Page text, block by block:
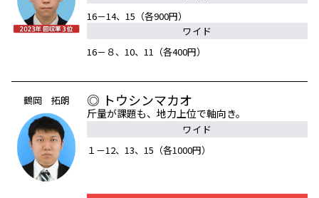
16－14、15（各900円）
ワイド
16－８、10、11（各400円）
鶴岡 拓朗 ◎ トウシンマカオ
斤量が課題も、地力上位で軸向き。
ワイド
１－12、13、15（各1000円）